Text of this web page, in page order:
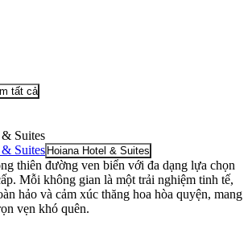
tất cả
Suites
Suites Hoiana Hotel & Suites
thiên đường ven biển với đa dạng lựa chọn
Mỗi không gian là một trải nghiệm tinh tế,
hảo và cảm xúc thăng hoa hòa quyện, mang
vẹn khó quên.